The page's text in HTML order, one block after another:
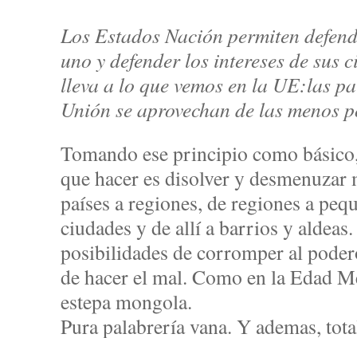
Los Estados Nación permiten
uno y defender los intereses de sus
lleva a lo que vemos en la UE:las
Unión se aprovechan de las menos
Tomando ese principio como
que hacer es disolver y desmenuzar
países a regiones, de regiones a
ciudades y de allí a barrios y
posibilidades de corromper al
de hacer el mal. Como en la Edad
estepa mongola.
Pura palabrería vana. Y ademas,